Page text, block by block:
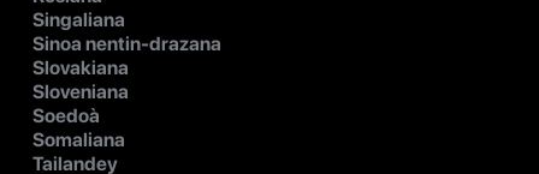
Singaliana
Sinoa nentin-drazana
Slovakiana
Sloveniana
Soedoà
Somaliana
Tailandey